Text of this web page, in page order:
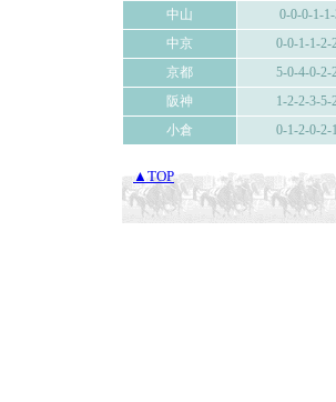
中山 0-0-0-1-
中京 0-0-1-1-2-
京都 5-0-4-0-2-
阪神 1-2-2-3-5-
小倉 0-1-2-0-2-
▲TOP